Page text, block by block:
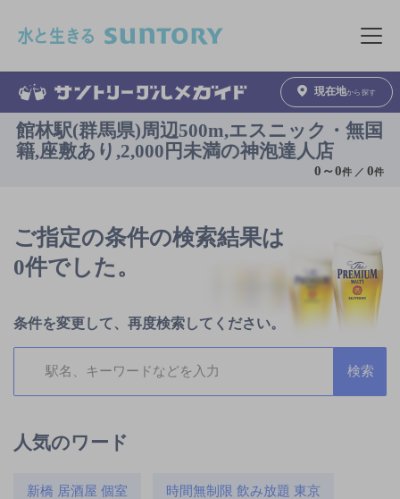
メニュ
現在地から探す
館林駅(群馬県)周辺500m,エスニック・無国
籍,座敷あり,2,000円未満の神泡達人店
0 ～0件 ／0件
ご指定の条件の検索結果は
0件でした。
条件を変更して、再度検索してください。
人気のワード
新橋 居酒屋 個室 時間無制限 飲み放題 東京